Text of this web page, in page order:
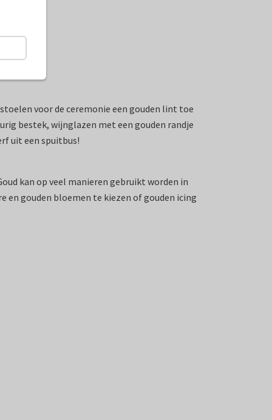
voor de ceremonie een gouden lint toe
bestek, wijnglazen met een gouden randje
uit een spuitbus!
kan op veel manieren gebruikt worden in
en gouden bloemen te kiezen of gouden icing